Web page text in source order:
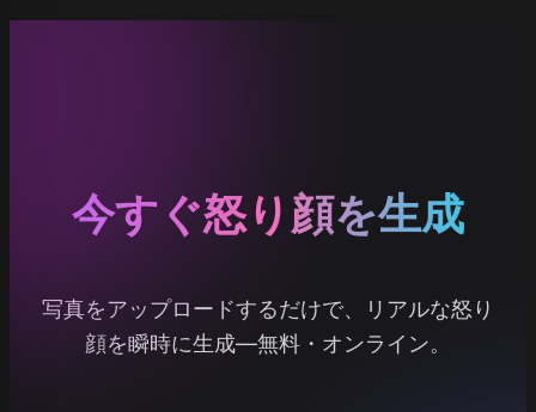
今すぐ怒り顔を生成
写真をアップロードするだけで、リアルな怒り
顔を瞬時に生成—無料・オンライン。